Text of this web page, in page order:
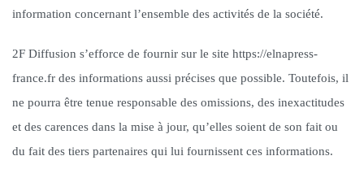
information concernant l’ensemble des activités de la société.
2F Diffusion s’efforce de fournir sur le site https://elnapress-
france.fr des informations aussi précises que possible. Toutefois, il
ne pourra être tenue responsable des omissions, des inexactitudes
et des carences dans la mise à jour, qu’elles soient de son fait ou
du fait des tiers partenaires qui lui fournissent ces informations.